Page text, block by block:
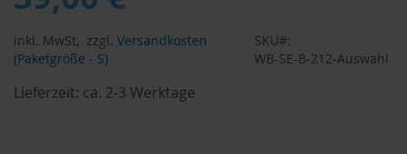
inkl. MwSt, zzgl. Versandkosten
(Paketgröße - S)
SKU
WB-SE-B-212-Auswahl
Lieferzeit: ca. 2-3 Werktage